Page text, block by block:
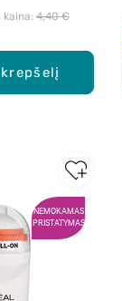
kaina: 4,40 €
NEMOKAMAS
PRISTATYMAS